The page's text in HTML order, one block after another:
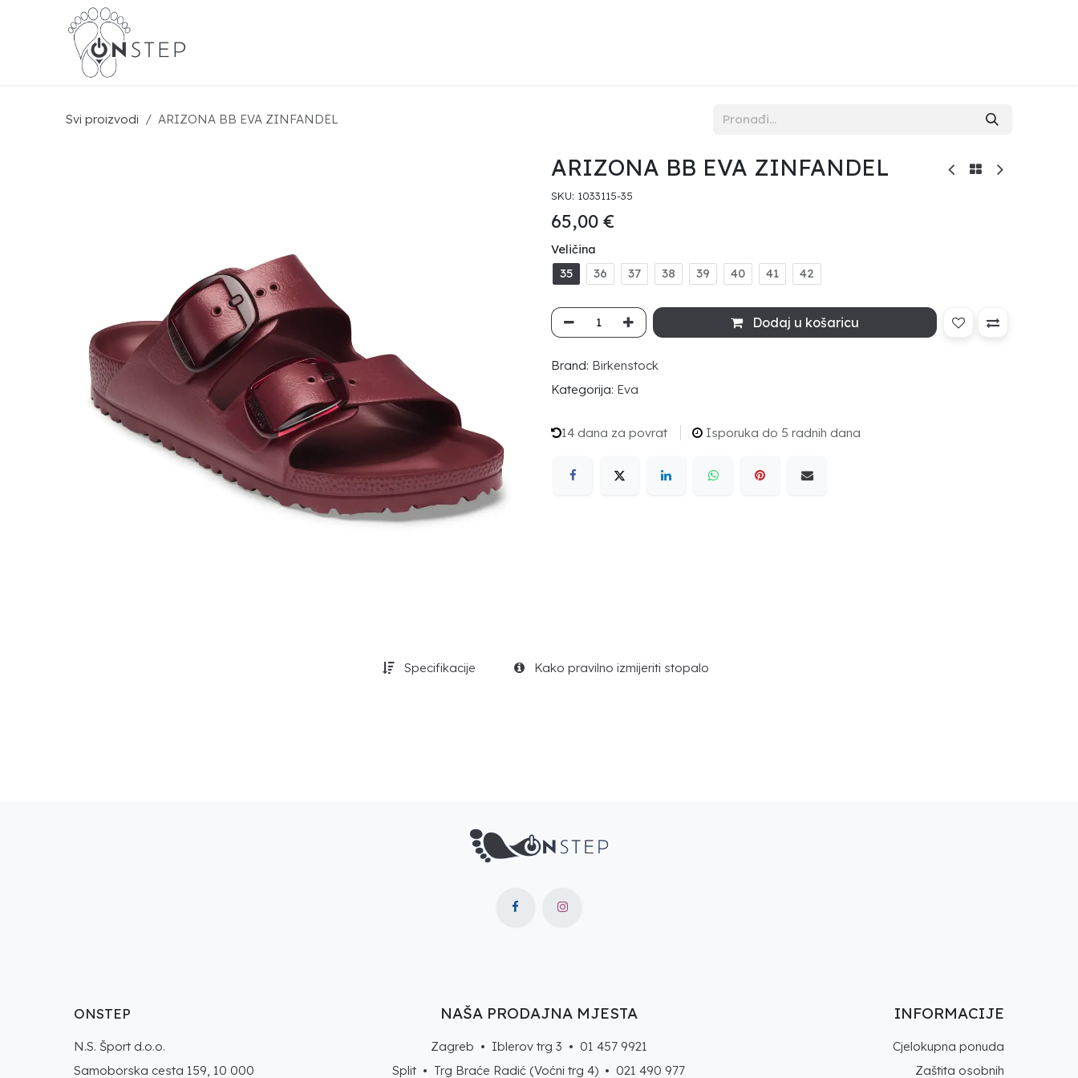
Preskoči na sadržaj
Svi proizvodi ARIZONA BB EVA ZINFANDEL
ARIZONA BB EVA ZINFANDEL
SKU: 1033115-35
65,00 €
Veličina
35 36 37 38 39 40 41 42
Dodaj u košaricu
Brand: Birkenstock
Kategorija: Eva
14 dana za povrat Isporuka do 5 radnih dana
Specifikacije Kako pravilno izmijeriti stopalo
ONSTEP
N.S. Šport d.o.o.
Samoborska cesta 159, 10 000
INFORMACIJE
Cjelokupna ponuda
Zaštita osobnih
NAŠA PRODAJNA MJESTA
Zagreb • Iblerov trg 3 • 01 457 9921
Split • Trg Braće Radić (Voćni trg 4) •021 490 977